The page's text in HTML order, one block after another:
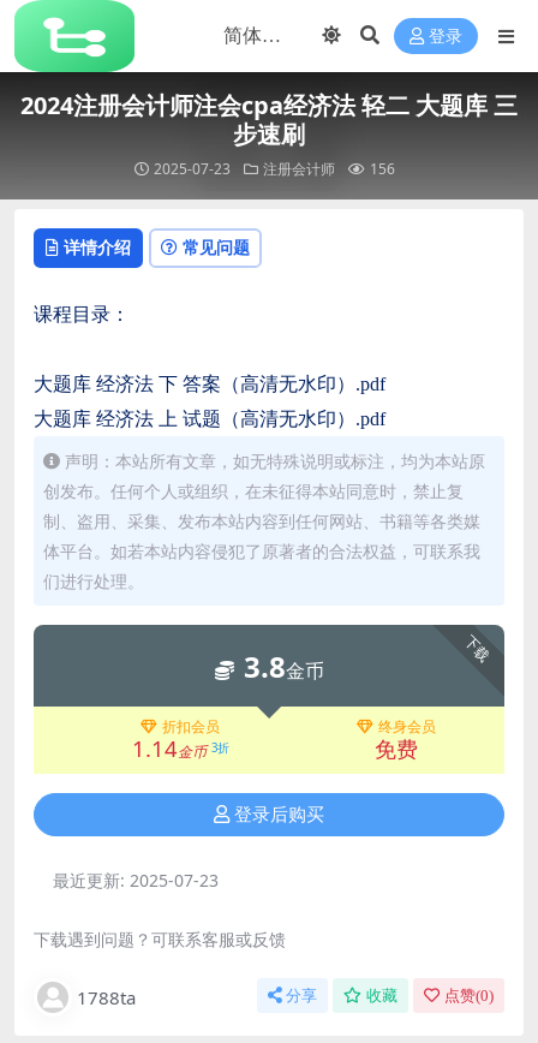
登录
2024注册会计师注会cpa经济法 轻二 大题库 三
步速刷
2025-07-23 注册会计师 156
详情介绍 常见问题
课程目录：
大题库 经济法 下 答案（高清无水印）.pdf
大题库 经济法 上 试题（高清无水印）.pdf
声明：本站所有文章，如无特殊说明或标注，均为本站原
创发布。任何个人或组织，在未征得本站同意时，禁止复
制、盗用、采集、发布本站内容到任何网站、书籍等各类媒
体平台。如若本站内容侵犯了原著者的合法权益，可联系我
们进行处理。
下载
3.8金币
折扣会员
1.14金币 3折
终身会员
免费
登录后购买
最近更新: 2025-07-23
下载遇到问题？可联系客服或反馈
1788ta 分享 收藏 点赞(0)